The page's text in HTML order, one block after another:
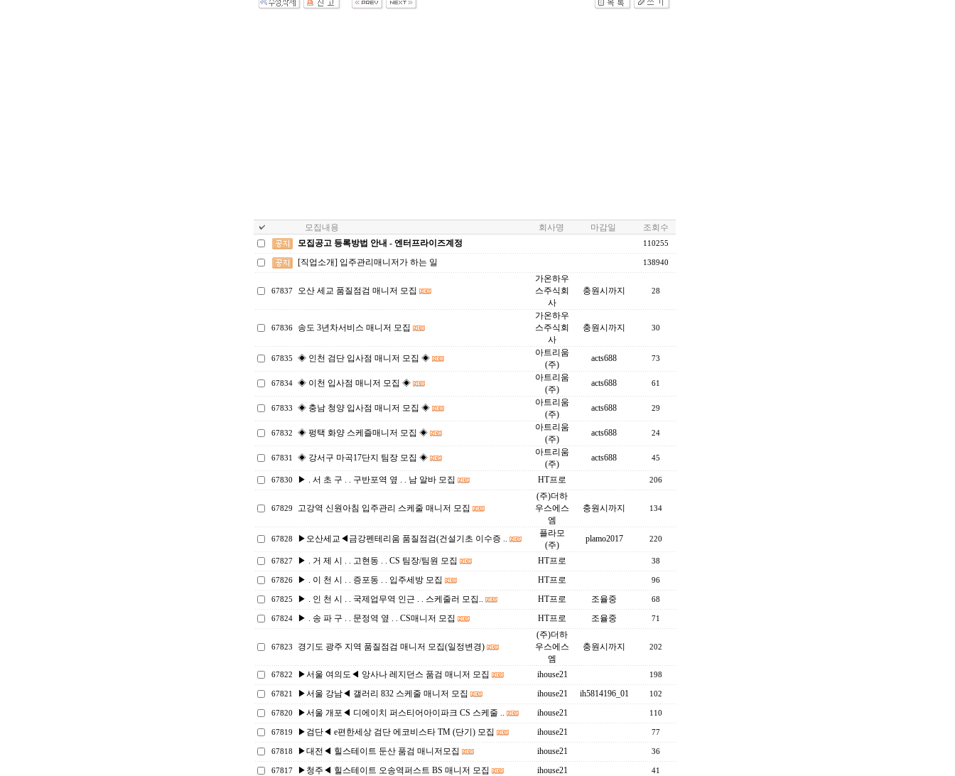
모집내용 회사명 마감일
조회수
모집공고 등록방법 안내 - 엔터프라이즈계정
110255
[직업소개] 입주관리매니저가 하는 일 138940
67837 오산 세교 품질점검 매니저 모집
가온하우
스주식회
사
충원시까지 28
67836 송도 3년차서비스 매니저 모집
가온하우
스주식회
사
충원시까지 30
67835 ◈ 인천 검단 입사점 매니저 모집 ◈
아트리움
(주)
acts688 73
67834 ◈ 이천 입사점 매니저 모집 ◈
아트리움
(주)
acts688 61
67833 ◈ 충남 청양 입사점 매니저 모집 ◈
아트리움
(주)
acts688 29
67832 ◈ 펑택 화양 스케즐매니저 모집 ◈
아트리움
(주)
acts688 24
67831 ◈ 강서구 마곡17단지 팀장 모집 ◈
아트리움
(주)
acts688 45
67830 ▶ . 서 초 구 . . 구반포역 옆 . . 남 알바 모집 HT프로 206
67829 고강역 신원아침 입주관리 스케줄 매니저 모집
(주)더하
우스에스
엠
충원시까지 134
67828 ▶오산세교◀금강펜테리움 품질점검(건설기초 이수증 ..
플라모
(주)
plamo2017 220
67827 ▶ . 거 제 시 . . 고현동 . . CS 팀장/팀원 모집 HT프로 38
67826 ▶ . 이 천 시 . . 증포동 . . 입주세방 모집 HT프로 96
67825 ▶ . 인 천 시 . . 국제업무역 인근 . . 스케줄러 모집.. HT프로 조율중 68
67824 ▶ . 송 파 구 . . 문정역 옆 . . CS매니저 모집 HT프로 조율중 71
67823 경기도 광주 지역 품질점검 매니저 모집(일정변경)
(주)더하
우스에스
엠
충원시까지 202
67822 ▶서울 여의도◀ 앙사나 레지던스 품검 매니저 모집 ihouse21 198
67821 ▶서울 강남◀ 갤러리 832 스케줄 매니저 모집 ihouse21 ih5814196_01 102
67820 ▶서울 개포◀ 디에이치 퍼스티어아이파크 CS 스케줄 .. ihouse21 110
67819 ▶검단◀ e편한세상 검단 에코비스타 TM (단기) 모집 ihouse21 77
67818 ▶대전◀ 힐스테이트 둔산 품검 매니저모집 ihouse21 36
67817 ▶청주◀ 힐스테이트 오송역퍼스트 BS 매니저 모집 ihouse21 41